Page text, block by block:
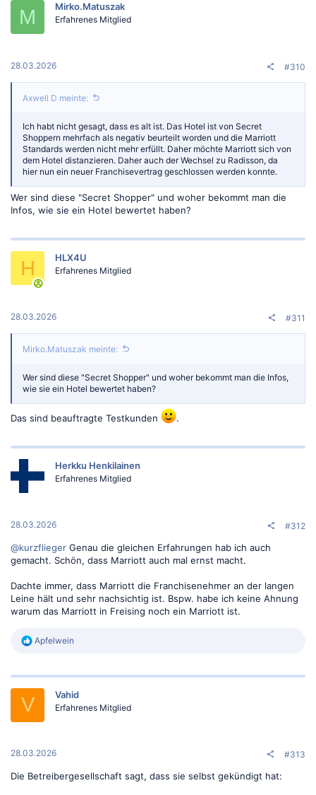
i
:
M Mirko.Matuszak
Erfahrenes Mitglied
28.03.2026 #310
Axwell D meinte:
Ich habt nicht gesagt, dass es alt ist. Das Hotel ist von Secret
Shoppern mehrfach als negativ beurteilt worden und die Marriott
Standards werden nicht mehr erfüllt. Daher möchte Marriott sich von
dem Hotel distanzieren. Daher auch der Wechsel zu Radisson, da
hier nun ein neuer Franchisevertrag geschlossen werden konnte.
Wer sind diese "Secret Shopper" und woher bekommt man die
Infos, wie sie ein Hotel bewertet haben?
H HLX4U
Erfahrenes Mitglied
28.03.2026 #311
Mirko.Matuszak meinte:
Wer sind diese "Secret Shopper" und woher bekommt man die Infos,
wie sie ein Hotel bewertet haben?
Das sind beauftragte Testkunden .
Herkku Henkilainen
Erfahrenes Mitglied
28.03.2026 #312
@kurzflieger Genau die gleichen Erfahrungen hab ich auch
gemacht. Schön, dass Marriott auch mal ernst macht.
Dachte immer, dass Marriott die Franchisenehmer an der langen
Leine hält und sehr nachsichtig ist. Bspw. habe ich keine Ahnung
warum das Marriott in Freising noch ein Marriott ist.
R
k
i
:
Apfelwein
V Vahid
Erfahrenes Mitglied
28.03.2026 #313
Die Betreibergesellschaft sagt, dass sie selbst gekündigt hat: